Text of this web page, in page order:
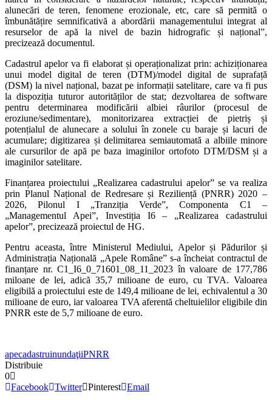
alunecări de teren, fenomene erozionale, etc, care să permită o
îmbunătățire semnificativă a abordării managementului integrat al
resurselor de apă la nivel de bazin hidrografic și național”,
precizează documentul.
Cadastrul apelor va fi elaborat și operaționalizat prin: achiziționarea
unui model digital de teren (DTM)/model digital de suprafață
(DSM) la nivel național, bazat pe informații satelitare, care va fi pus
la dispoziția tuturor autorităților de stat; dezvoltarea de software
pentru determinarea modificării albiei râurilor (procesul de
eroziune/sedimentare), monitorizarea extracției de pietriș și
potențialul de alunecare a solului în zonele cu baraje și lacuri de
acumulare; digitizarea și delimitarea semiautomată a albiile minore
ale cursurilor de apă pe baza imaginilor ortofoto DTM/DSM și a
imaginilor satelitare.
Finanțarea proiectului „Realizarea cadastrului apelor” se va realiza
prin Planul Național de Redresare și Reziliență (PNRR) 2020 –
2026, Pilonul I „Tranziția Verde”, Componenta C1 –
„Managementul Apei”, Investiția I6 – „Realizarea cadastrului
apelor”, precizează proiectul de HG.
Pentru aceasta, între Ministerul Mediului, Apelor și Pădurilor și
Administrația Națională „Apele Române” s-a încheiat contractul de
finanțare nr. C1_I6_0_71601_08_11_2023 în valoare de 177,786
miloane de lei, adică 35,7 milioane de euro, cu TVA. Valoarea
eligibilă a proiectului este de 149,4 milioane de lei, echivalentul a 30
milioane de euro, iar valoarea TVA aferentă cheltuielilor eligibile din
PNRR este de 5,7 milioane de euro.
apecadastruinundaţiiPNRR
Distribuie
0
Facebook Twitter Pinterest Email